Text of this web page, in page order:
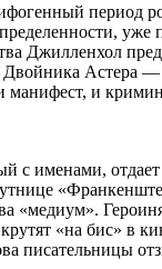
период
Джилленхол
и
с именами,
«медиум».
«на бис» в
писательницы